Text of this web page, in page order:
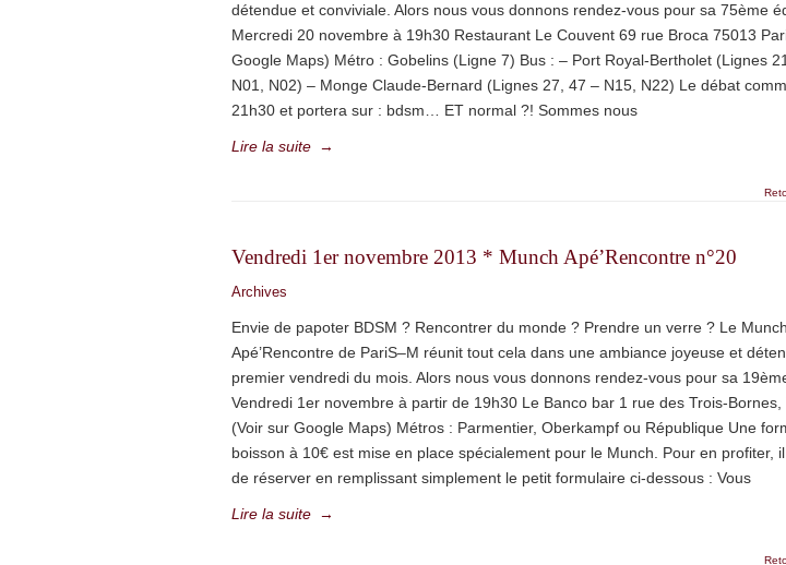
détendue et conviviale. Alors nous vous donnons rendez-vous pour sa 75ème
Mercredi 20 novembre à 19h30 Restaurant Le Couvent 69 rue Broca 75013
Google Maps) Métro : Gobelins (Ligne 7) Bus : – Port Royal-Bertholet (Lignes
N01, N02) – Monge Claude-Bernard (Lignes 27, 47 – N15, N22) Le débat
21h30 et portera sur : bdsm… ET normal ?! Sommes nous
Lire la suite →
Vendredi 1er novembre 2013 * Munch Apé’Rencontre n°20
Archives
Envie de papoter BDSM ? Rencontrer du monde ? Prendre un verre ? Le Munch
Apé’Rencontre de PariS–M réunit tout cela dans une ambiance joyeuse et
premier vendredi du mois. Alors nous vous donnons rendez-vous pour sa
Vendredi 1er novembre à partir de 19h30 Le Banco bar 1 rue des Trois-Bornes,
(Voir sur Google Maps) Métros : Parmentier, Oberkampf ou République Une
boisson à 10€ est mise en place spécialement pour le Munch. Pour en profiter,
de réserver en remplissant simplement le petit formulaire ci-dessous : Vous
Lire la suite →